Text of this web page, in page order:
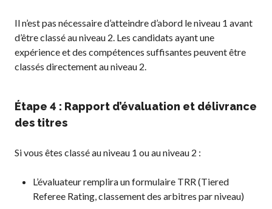
Il n’est pas nécessaire d’atteindre d’abord le niveau 1 avant
d’être classé au niveau 2. Les candidats ayant une
expérience et des compétences suffisantes peuvent être
classés directement au niveau 2.
Étape 4 : Rapport d’évaluation et délivrance
des titres
Si vous êtes classé au niveau 1 ou au niveau 2 :
L’évaluateur remplira un formulaire TRR (Tiered
Referee Rating, classement des arbitres par niveau)